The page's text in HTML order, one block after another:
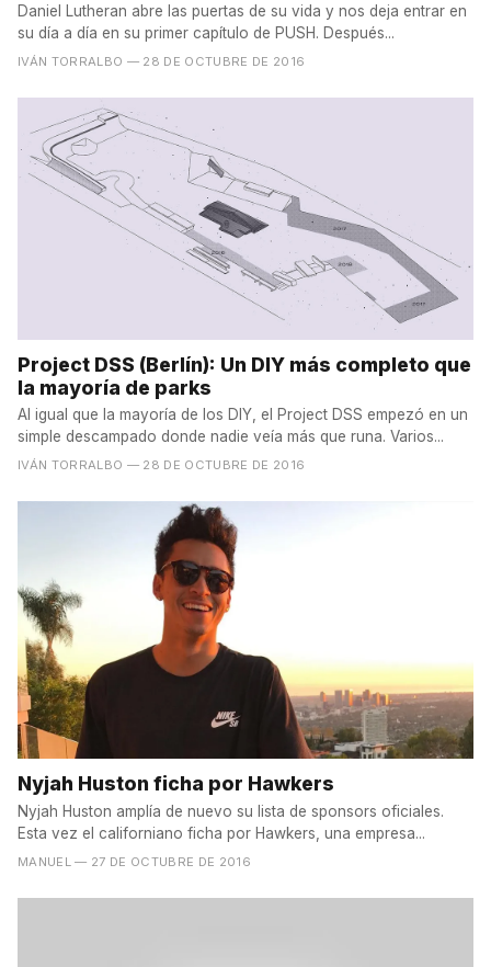
Daniel Lutheran abre las puertas de su vida y nos deja entrar en
su día a día en su primer capítulo de PUSH. Después...
IVÁN TORRALBO — 28 DE OCTUBRE DE 2016
Project DSS (Berlín): Un DIY más completo que
la mayoría de parks
Al igual que la mayoría de los DIY, el Project DSS empezó en un
simple descampado donde nadie veía más que runa. Varios...
IVÁN TORRALBO — 28 DE OCTUBRE DE 2016
Nyjah Huston ficha por Hawkers
Nyjah Huston amplía de nuevo su lista de sponsors oficiales.
Esta vez el californiano ficha por Hawkers, una empresa...
MANUEL — 27 DE OCTUBRE DE 2016